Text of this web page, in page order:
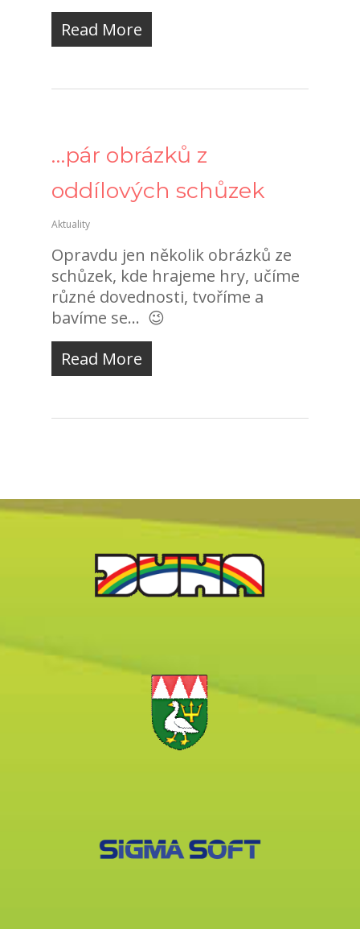
Read More
…pár obrázků z
oddílových schůzek
Aktuality
Opravdu jen několik obrázků ze
schůzek, kde hrajeme hry, učíme
různé dovednosti, tvoříme a
bavíme se... 😉
Read More